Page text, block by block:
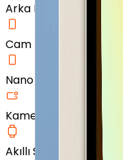
Arka Koruma Kılıf
Cam Ekran Koruyucu
Nano Ekran Koruyucu
Kamera Cam Koruyucu
Akıllı Saat Aksesuarları